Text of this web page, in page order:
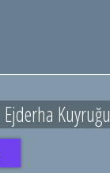
Ejderha Kuyruğu